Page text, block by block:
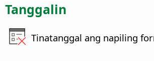
Tanggalin
Tinatanggal ang napiling